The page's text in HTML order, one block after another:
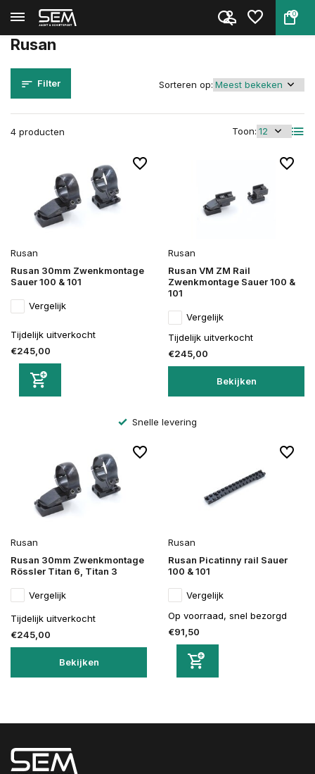
0
Terug Home
Rusan
Filter
4 producten Toon:
Sorteren op:
Rusan
Rusan 30mm Zwenkmontage
Sauer 100 & 101
Vergelijk
Tijdelijk uitverkocht
€245,00
Rusan
Rusan VM ZM Rail
Zwenkmontage Sauer 100 &
101
Vergelijk
Tijdelijk uitverkocht
€245,00
Bekijken
Snelle levering
Rusan
Rusan 30mm Zwenkmontage
Rössler Titan 6, Titan 3
Vergelijk
Tijdelijk uitverkocht
€245,00
Bekijken
Rusan
Rusan Picatinny rail Sauer
100 & 101
Vergelijk
Op voorraad, snel bezorgd
€91,50